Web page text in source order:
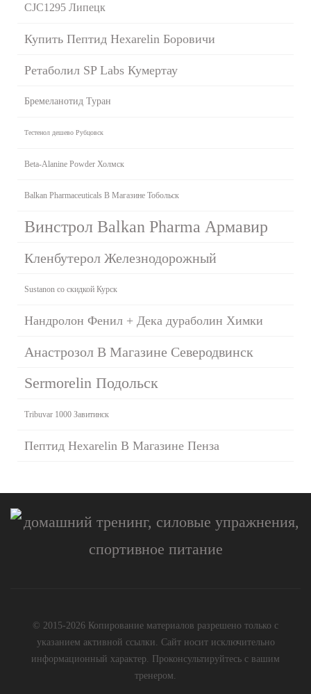
CJC1295 Липецк
Купить Пептид Hexarelin Боровичи
Ретаболил SP Labs Кумертау
Бремеланотид Туран
Тестенол дешево Рубцовск
Beta-Alanine Powder Холмск
Balkan Pharmaceuticals В Магазине Тобольск
Винстрол Balkan Pharma Армавир
Кленбутерол Железнодорожный
Sustanon со скидкой Курск
Нандролон Фенил + Дека дураболин Химки
Анастрозол В Магазине Северодвинск
Sermorelin Подольск
Tribuvar 1000 Завитинск
Пептид Hexarelin В Магазине Пенза
© 2015-2026 Копирование материалов разрешено только с
указанием активной ссылки. Сайт носит исключительно
информационный характер. Проконсультируйтесь с вашим
тренером.